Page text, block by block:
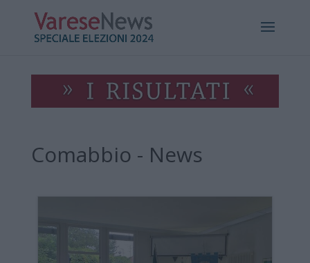
Comabbio - News